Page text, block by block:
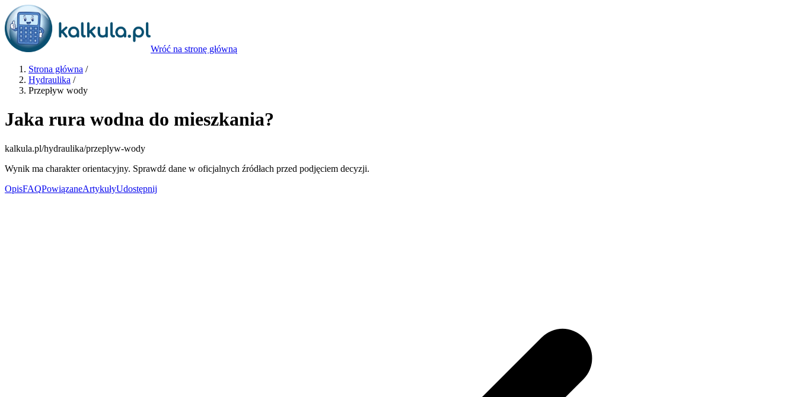
Wróć na stronę główną
Strona główna /
Hydraulika /
Przepływ wody
Jaka rura wodna do mieszkania?
kalkula.pl/hydraulika/przeplyw-wody
Wynik ma charakter orientacyjny. Sprawdź dane w oficjalnych źródłach przed podjęciem decyzji.
OpisFAQPowiązaneArtykułyUdostępnij